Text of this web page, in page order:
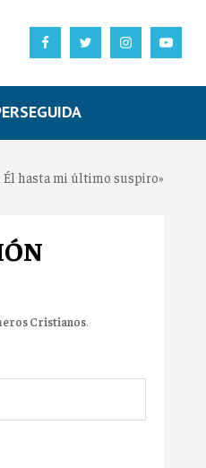
hasta mi último suspiro»
Cristianos.